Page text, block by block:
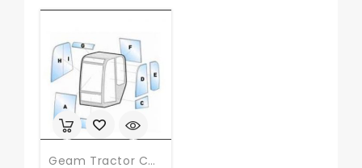
Geam Tractor Case Ih, Deutz, Fendt, Fiat ,Ford, John Deere, Landini, Massey Ferguson, New Holland, Renault, Same, Steyr